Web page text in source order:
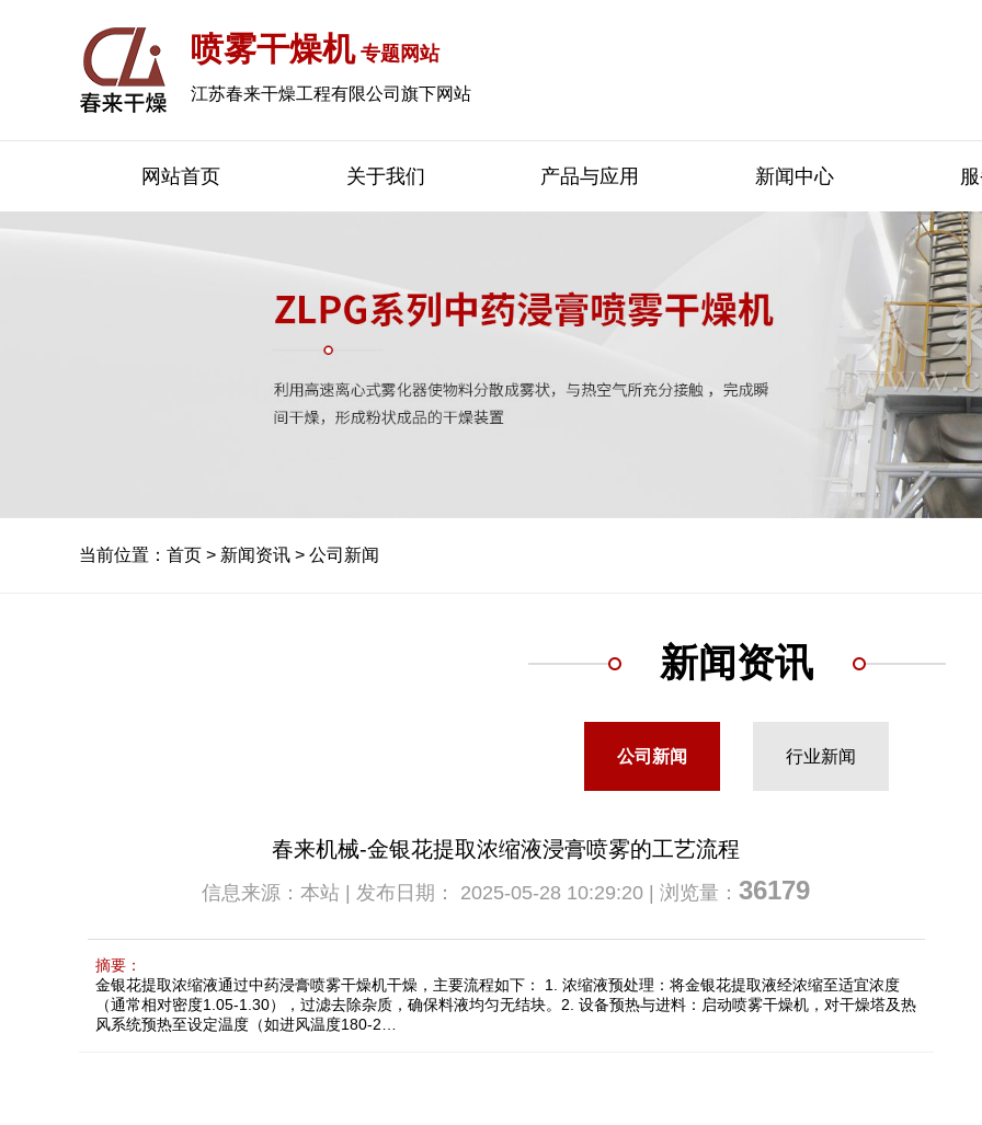
喷雾干燥机专题网站
江苏春来干燥工程有限公司旗下网站
网站首页 关于我们 产品与应用 新闻中心
当前位置： 首页 > 新闻资讯 > 公司新闻
新闻资讯
公司新闻 行业新闻
春来机械-金银花提取浓缩液浸膏喷雾的工艺流程
信息来源：本站 | 发布日期： 2025-05-28 10:29:20 | 浏览量：36179
摘要：
金银花提取浓缩液通过中药浸膏喷雾干燥机干燥，主要流程如下： 1. 浓缩液预处理：将金银花提取液经浓缩至适宜浓度
（通常相对密度1.05-1.30），过滤去除杂质，确保料液均匀无结块。2. 设备预热与进料：启动喷雾干燥机，对干燥塔及热
风系统预热至设定温度（如进风温度180-2…